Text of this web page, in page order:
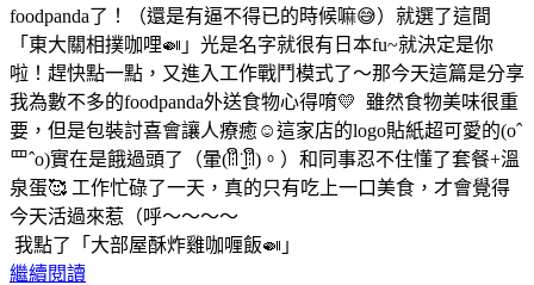
foodpanda了！（還是有逼不得已的時候嘛😅）就選了這間
「東大關相撲咖哩🍛」光是名字就很有日本fu~就決定是你
啦！趕快點一點，又進入工作戰鬥模式了～那今天這篇是分享
我為數不多的foodpanda外送食物心得唷💛 雖然食物美味很重
要，但是包裝討喜會讓人療癒☺️這家店的logo貼紙超可愛的(oˆ
罒ˆo)實在是餓過頭了（暈(ꈨຶ˙̫̮ꈨຶ)。）和同事忍不住懂了套餐+溫
泉蛋🥰 工作忙碌了一天，真的只有吃上一口美食，才會覺得
今天活過來惹（呼～～～～
我點了「大部屋酥炸雞咖喱飯🍛」
繼續閱讀